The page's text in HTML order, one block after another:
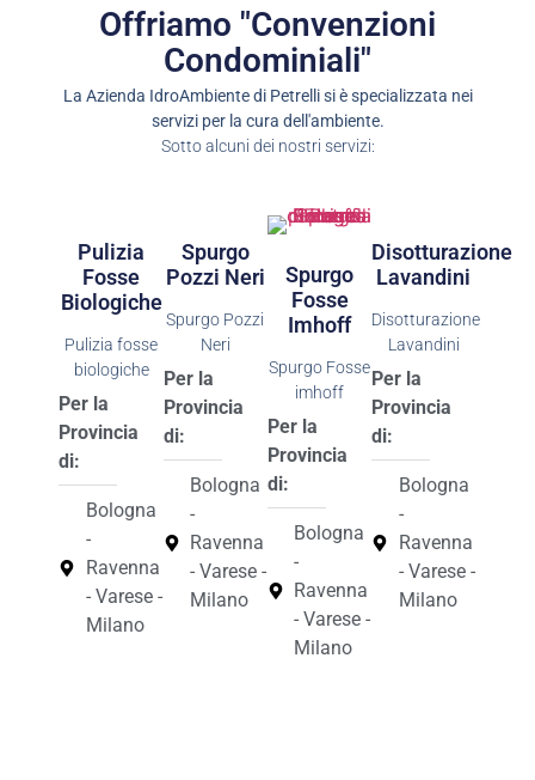
Offriamo "Convenzioni
Condominiali"
La Azienda IdroAmbiente di Petrelli si è specializzata nei
servizi per la cura dell'ambiente.
Sotto alcuni dei nostri servizi:
Pulizia
Fosse
Biologiche
Pulizia fosse
biologiche
Per la
Provincia
di:
Bologna
-
Ravenna
- Varese -
Milano
Spurgo
Pozzi Neri
Spurgo Pozzi
Neri
Per la
Provincia
di:
Bologna
-
Ravenna
- Varese -
Milano
Spurgo
Fosse
Imhoff
Spurgo Fosse
imhoff
Per la
Provincia
di:
Bologna
-
Ravenna
- Varese -
Milano
Disotturazione
Lavandini
Disotturazione
Lavandini
Per la
Provincia
di:
Bologna
-
Ravenna
- Varese -
Milano